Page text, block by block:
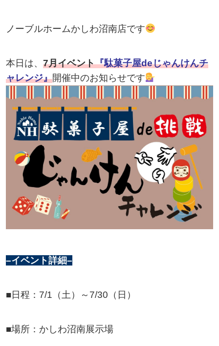
ノーブルホームかしわ沼南店です
本日は、 7月イベント『駄菓子屋deじゃんけんチ
ャレンジ』開催中のお知らせです
–イベント詳細–
■日程：7/1（土）～7/30（日）
■場所：かしわ沼南展示場